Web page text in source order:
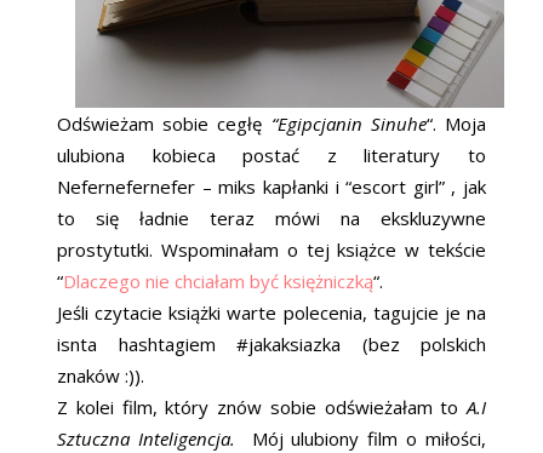
Odświeżam sobie cegłę “Egipcjanin Sinuhe“. Moja
ulubiona kobieca postać z literatury to
Nefernefernefer – miks kapłanki i “escort girl” , jak
to się ładnie teraz mówi na ekskluzywne
prostytutki. Wspominałam o tej książce w tekście
“Dlaczego nie chciałam być księżniczką“.
Jeśli czytacie książki warte polecenia, tagujcie je na
isnta hashtagiem #jakaksiazka (bez polskich
znaków :)).
Z kolei film, który znów sobie odświeżałam to A.I
Sztuczna Inteligencja.
Mój ulubiony film o miłości,